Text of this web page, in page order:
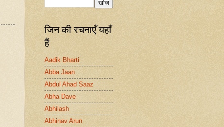
जिन की रचनाएँ यहाँ
हैं
Aadik Bharti
Abba Jaan
Abdul Ahad Saaz
Abha Dave
Abhilash
Abhinav Arun